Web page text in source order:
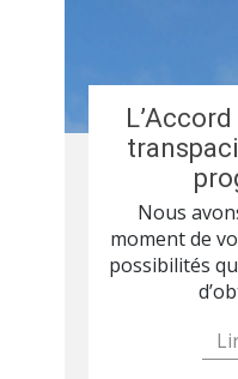
Nous
moment de
possibilités